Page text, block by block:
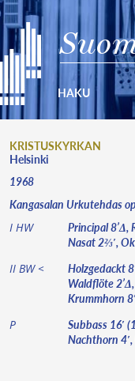
HAKU
KRISTUSKYRKAN
Helsinki
1968
Kangasalan Urkutehdas
I HW
Principal 8’Δ,
Nasat 2⅔′,
II BW <
Holzgedackt
Waldflöte
Krummhorn
P
Subbass 16′
Nachthorn 4′,